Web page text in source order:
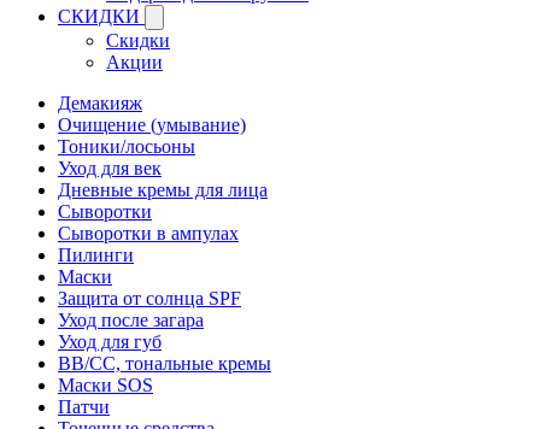
СКИДКИ
Скидки
Акции
Демакияж
Очищение (умывание)
Тоники/лосьоны
Уход для век
Дневные кремы для лица
Сыворотки
Сыворотки в ампулах
Пилинги
Маски
Защита от солнца SPF
Уход после загара
Уход для губ
BB/CC, тональные кремы
Маски SOS
Патчи